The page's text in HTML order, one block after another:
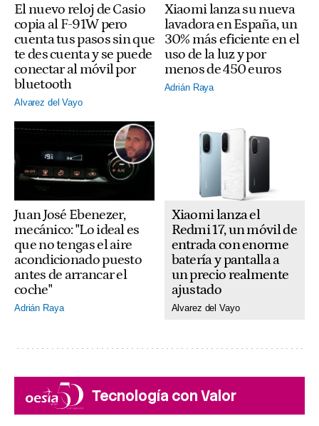
El nuevo reloj de Casio
copia al F-91W pero
cuenta tus pasos sin que
te des cuenta y se puede
conectar al móvil por
bluetooth
Alvarez del Vayo
Xiaomi lanza su nueva
lavadora en España, un
30% más eficiente en el
uso de la luz y por
menos de 450 euros
Adrián Raya
Juan José Ebenezer,
mecánico: "Lo ideal es
que no tengas el aire
acondicionado puesto
antes de arrancar el
coche"
Adrián Raya
Xiaomi lanza el
Redmi 17, un móvil de
entrada con enorme
batería y pantalla a
un precio realmente
ajustado
Alvarez del Vayo
Tecnología con Valor